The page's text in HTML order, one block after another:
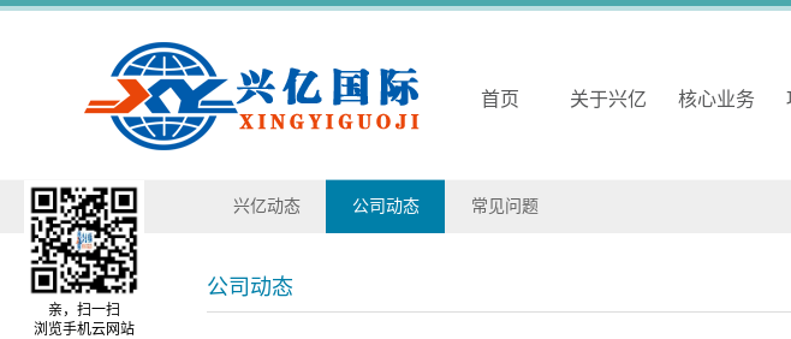
首页 关于兴亿 核心业务
兴亿动态 公司动态 常见问题
公司动态
亲，扫一扫
浏览手机云网站